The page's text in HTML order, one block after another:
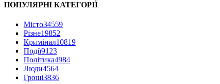
ПОПУЛЯРНІ КАТЕГОРІЇ
Місто34559
Різне19852
Кримінал10819
Події9123
Політика4984
Люди4564
Гроші3836